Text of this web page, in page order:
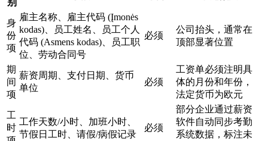
身
份
项
雇主名称、雇主代码 (Įmonės
kodas)、员工姓名、员工个人
代码 (Asmens kodas)、员工职
位、劳动合同号
必须
公司抬头，通常在
顶部显著位置
期
间
项
薪资周期、支付日期、货币
单位
必须
工资单必须注明具
体的月份和年份，
法定货币为欧元
工
时
工作天数/小时、加班小时、
节假日工时、请假/病假记录
必须
部分企业通过薪资
软件自动同步考勤
系统数据，标注未